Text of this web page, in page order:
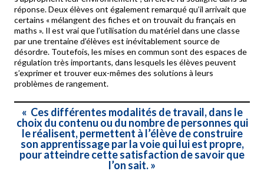
réponse. Deux élèves ont également remarqué qu’il arrivait que
certains « mélangent des fiches et on trouvait du français en
maths ». Il est vrai que l’utilisation du matériel dans une classe
par une trentaine d’élèves est inévitablement source de
désordre. Toutefois, les mises en commun sont des espaces de
régulation très importants, dans lesquels les élèves peuvent
s’exprimer et trouver eux-mêmes des solutions à leurs
problèmes de rangement.
« Ces différentes modalités de travail, dans le
choix du contenu ou du nombre de personnes qui
le réalisent, permettent à l’élève de construire
son apprentissage par la voie qui lui est propre,
pour atteindre cette satisfaction de savoir que
l’on sait.»